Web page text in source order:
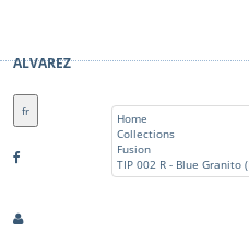
ALVAREZ
fr
Home
Collections
Fusion
TIP 002 R - Blue Granito